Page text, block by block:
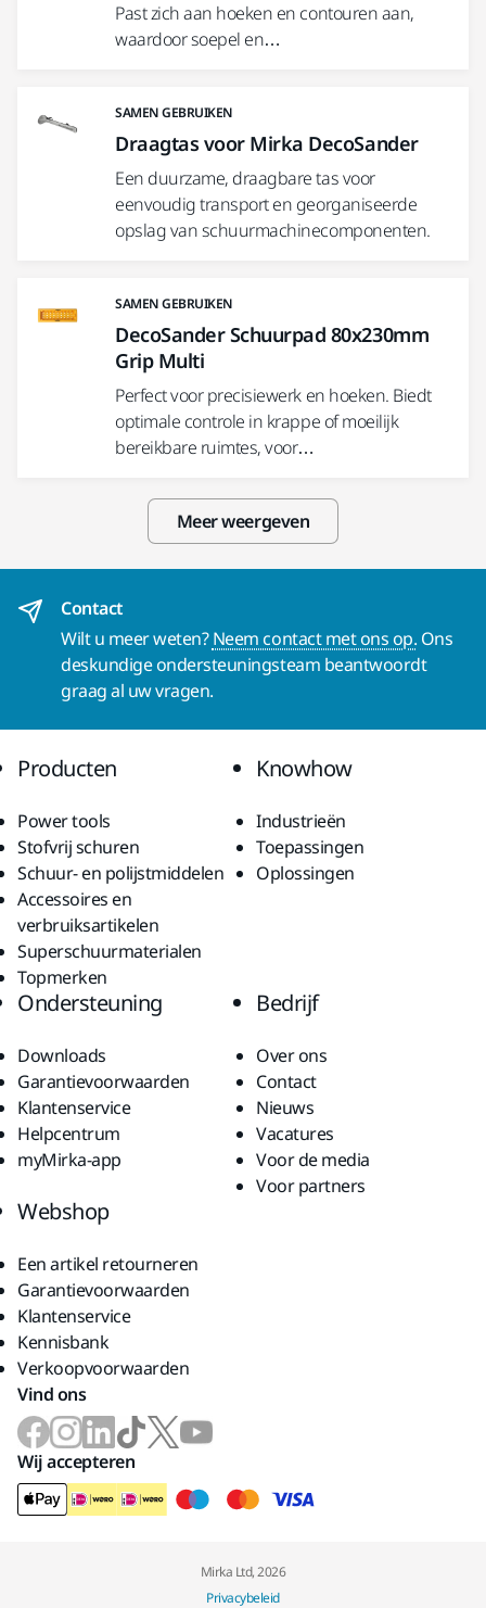
Past zich aan hoeken en contouren aan,
waardoor soepel en…
SAMEN GEBRUIKEN
Draagtas voor Mirka DecoSander
Een duurzame, draagbare tas voor
eenvoudig transport en georganiseerde
opslag van schuurmachinecomponenten.
SAMEN GEBRUIKEN
DecoSander Schuurpad 80x230mm
Grip Multi
Perfect voor precisiewerk en hoeken. Biedt
optimale controle in krappe of moeilijk
bereikbare ruimtes, voor…
Meer weergeven
Contact
Wilt u meer weten?Neem contact met ons op. Ons
deskundige ondersteuningsteam beantwoordt
graag al uw vragen.
Producten
Power tools
Stofvrij schuren
Schuur- en polijstmiddelen
Accessoires en
verbruiksartikelen
Superschuurmaterialen
Topmerken
Knowhow
Industrieën
Toepassingen
Oplossingen
Ondersteuning
Downloads
Garantievoorwaarden
Klantenservice
Helpcentrum
myMirka-app
Bedrijf
Over ons
Contact
Nieuws
Vacatures
Voor de media
Voor partners
Webshop
Een artikel retourneren
Garantievoorwaarden
Klantenservice
Kennisbank
Verkoopvoorwaarden
Vind ons
Wij accepteren
Mirka Ltd, 2026
Privacybeleid